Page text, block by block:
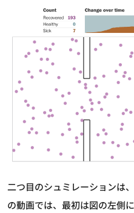
二つ目のシュミレーションは
の動画では、最初は図の左側